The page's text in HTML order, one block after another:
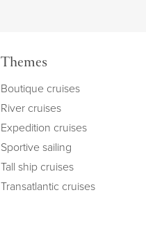
Themes
Boutique cruises
River cruises
Expedition cruises
Sportive sailing
Tall ship cruises
Transatlantic cruises